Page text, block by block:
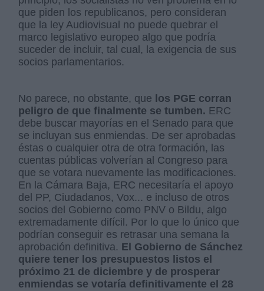
que piden los republicanos, pero consideran
que la ley Audiovisual no puede quebrar el
marco legislativo europeo algo que podría
suceder de incluir, tal cual, la exigencia de sus
socios parlamentarios.
No parece, no obstante, que los PGE corran
peligro de que finalmente se tumben. ERC
debe buscar mayorías en el Senado para que
se incluyan sus enmiendas. De ser aprobadas
éstas o cualquier otra de otra formación, las
cuentas públicas volverían al Congreso para
que se votara nuevamente las modificaciones.
En la Cámara Baja, ERC necesitaría el apoyo
del PP, Ciudadanos, Vox... e incluso de otros
socios del Gobierno como PNV o Bildu, algo
extremadamente difícil. Por lo que lo único que
podrían conseguir es retrasar una semana la
aprobación definitiva. El Gobierno de Sánchez
quiere tener los presupuestos listos el
próximo 21 de diciembre y de prosperar
enmiendas se votaría definitivamente el 28